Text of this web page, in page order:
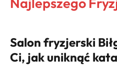
Salon fryzjerski
Ci, jak uniknąć